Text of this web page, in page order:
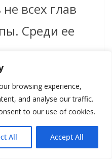
browsing experience,
and analyse our traffic.
to our use of cookies.
All Accept All
всех глав
Среди ее
позже
VII,
Франца-